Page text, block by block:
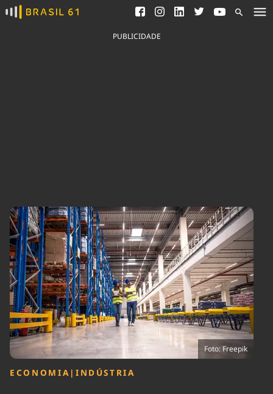
Ver todas as notícias
Saneamento
Indicadores
Agronegócios
Brasil
Brasil Mineral
Ciência &
Tecnologia
Cinema
Comportamento
Cultura
Economia
Educação
Infraestrutura
Internacional
Meio Ambiente
Podcast
Política
Saúde
Tempo
PUBLICIDADE
Foto: Freepik
ECONOMIA | INDÚSTRIA